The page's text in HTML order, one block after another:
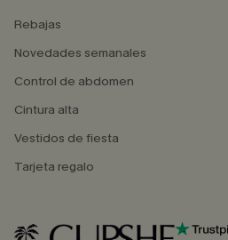
Rebajas
Novedades semanales
Control de abdomen
Cintura alta
Vestidos de fiesta
Tarjeta regalo